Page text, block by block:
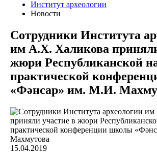
Институт археологии
Новости
Сотрудники Института
им А.Х. Халикова
жюри Республиканской
практической
«Фәнсар» им. М.И.
15.04.2019